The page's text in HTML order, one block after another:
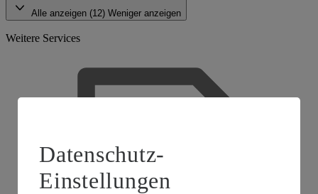
Alle anzeigen (12) Weniger anzeigen
Weitere Services
Datenschutz-
Einstellungen